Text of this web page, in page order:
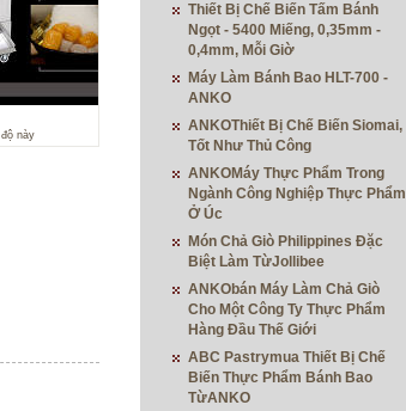
này
Thiết Bị Chế Biến Tấm Bánh
Ngọt - 5400 Miếng, 0,35mm -
0,4mm, Mỗi Giờ
Máy Làm Bánh Bao HLT-700 -
ANKO
ANKOThiết Bị Chế Biến Siomai,
Tốt Như Thủ Công
ANKOMáy Thực Phẩm Trong
Ngành Công Nghiệp Thực Phẩm
Ở Úc
Món Chả Giò Philippines Đặc
Biệt Làm TừJollibee
ANKObán Máy Làm Chả Giò
Cho Một Công Ty Thực Phẩm
Hàng Đầu Thế Giới
ABC Pastrymua Thiết Bị Chế
Biến Thực Phẩm Bánh Bao
TừANKO